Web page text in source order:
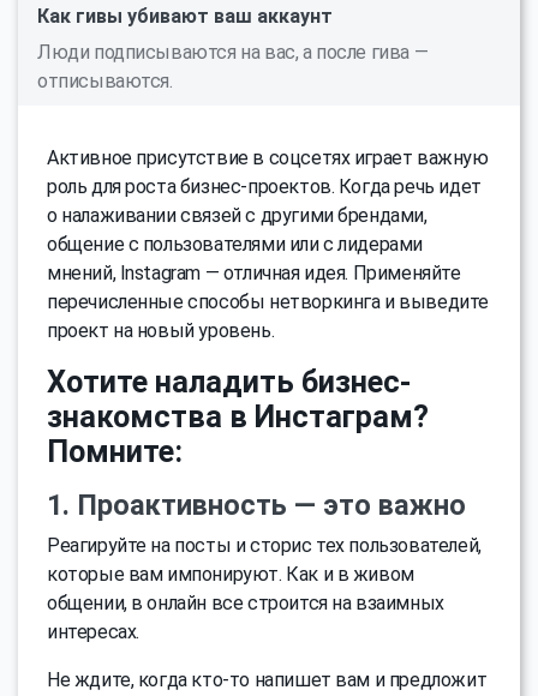
Как гивы убивают ваш аккаунт
Люди подписываются на ваc, а после гива —
отписываются.
Активное присутствие в соцсетях играет важную
роль для роста бизнес-проектов. Когда речь идет
о налаживании связей с другими брендами,
общение с пользователями или с лидерами
мнений, Instagram — отличная идея. Применяйте
перечисленные способы нетворкинга и выведите
проект на новый уровень.
Хотите наладить бизнес-
знакомства в Инстаграм?
Помните:
1. Проактивность — это важно
Реагируйте на посты и сторис тех пользователей,
которые вам импонируют. Как и в живом
общении, в онлайн все строится на взаимных
интересах.
Не ждите, когда кто-то напишет вам и предложит